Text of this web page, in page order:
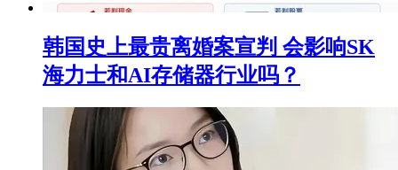
韩国史上最贵离婚案宣判 会影响SK
海力士和AI存储器行业吗？